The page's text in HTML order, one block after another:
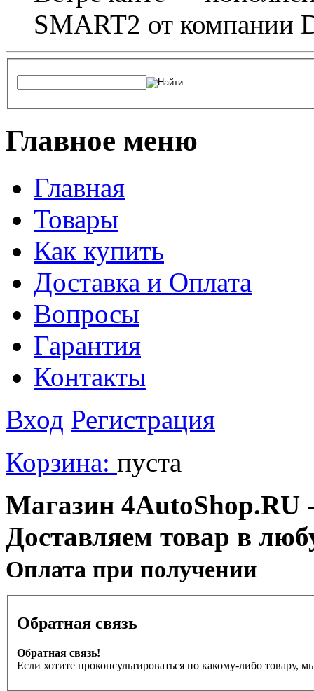
SMART2 от компании
Главное меню
Главная
Товары
Как купить
Доставка и Оплата
Вопросы
Гарантия
Контакты
Вход Регистрация
Корзина: пуста
Магазин 4AutoShop.RU
Доставляем товар в
Оплата при получении
Обратная связь
Обратная связь!
Если хотите проконсультироваться по какому-либо товару,